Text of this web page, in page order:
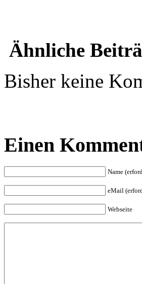
Ähnliche
Bisher keine
Einen
Name
eMail
Webseite